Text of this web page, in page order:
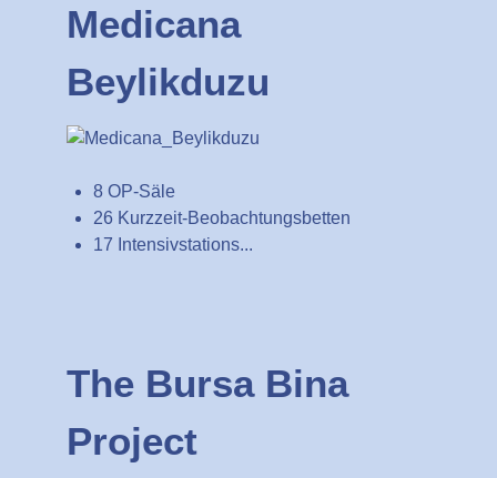
Medicana
Beylikduzu
8 OP-Säle
26 Kurzzeit-Beobachtungsbetten
17 Intensivstations...
The Bursa Bina
Project